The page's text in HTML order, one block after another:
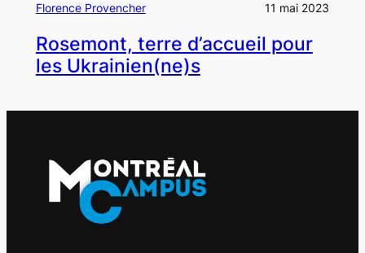
Florence Provencher 11 mai 2023
Rosemont, terre d’accueil pour
les Ukrainien(ne)s